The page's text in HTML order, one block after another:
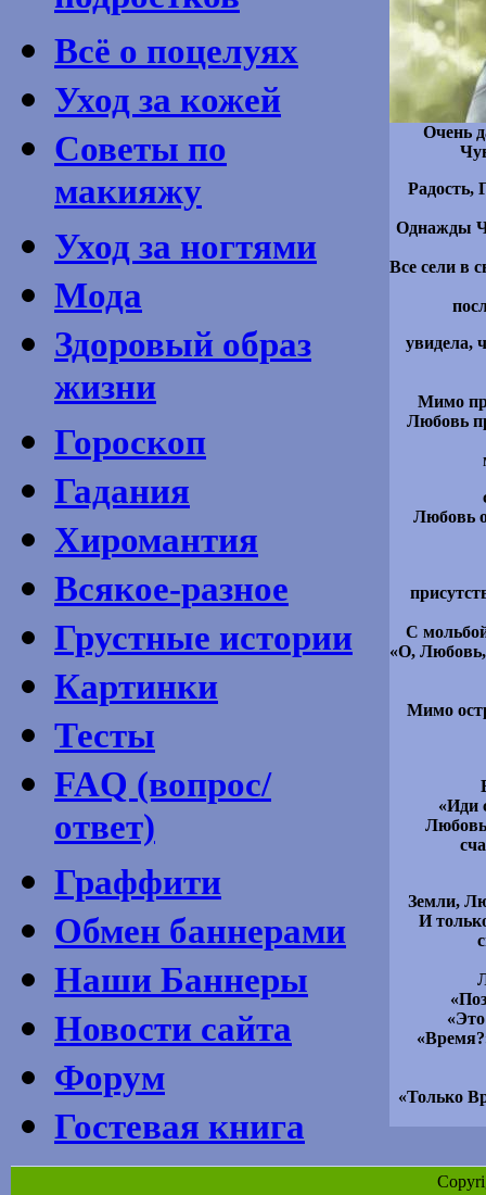
Всё о поцелуях
Уход за кожей
Советы по
макияжу
Уход за ногтями
Мода
Здоровый образ
жизни
Гороскоп
Гадания
Хиромантия
Всякое-разное
Грустные истории
Картинки
Тесты
FAQ (вопрос/
ответ)
Граффити
Обмен баннерами
Наши Баннеры
Новости сайта
Форум
Гостевая книга
Очень
Радость,
Однажды
Все сели в
увидела,
Мимо
Любовь
Любовь
С
«О, Любовь,
Мимо
«Иди
Любовь
Земли,
И
«Только